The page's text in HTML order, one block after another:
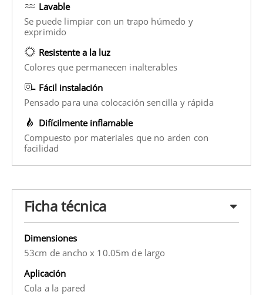
Lavable
Se puede limpiar con un trapo húmedo y
exprimido
Resistente a la luz
Colores que permanecen inalterables
Fácil instalación
Pensado para una colocación sencilla y rápida
Difícilmente inflamable
Compuesto por materiales que no arden con
facilidad
Ficha técnica
Dimensiones
53cm de ancho x 10.05m de largo
Aplicación
Cola a la pared